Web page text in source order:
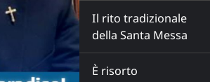
Il rito tradizionale
della Santa Messa
È risorto